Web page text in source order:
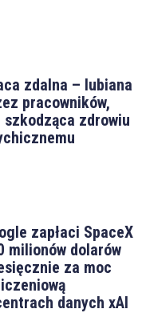
zdalna – lubiana
pracowników,
szkodząca zdrowiu
zapłaci SpaceX
milionów dolarów
za moc
danych xAI